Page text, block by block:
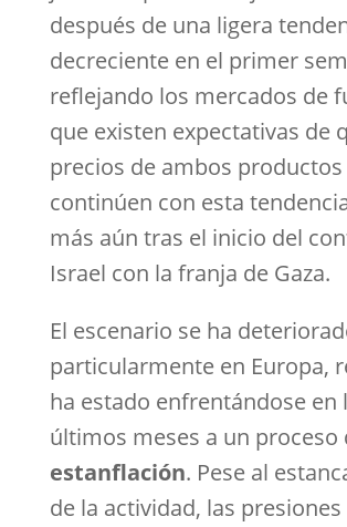
después de una ligera
decreciente en el primer
reflejando los mercados de
que existen expectativas de
precios de ambos productos
continúen con esta
más aún tras el inicio del
Israel con la franja de Gaza.
El escenario se ha
particularmente en Europa,
ha estado enfrentándose en
últimos meses a un proceso
estanflación. Pese al
de la actividad, las presiones